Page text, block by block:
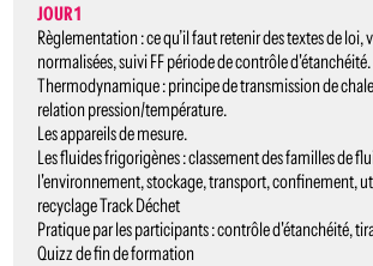
JOUR 1
Règlementation : ce qu’il faut retenir des textes de loi,
normalisées, suivi FF période de contrôle d'étanchéité.
Thermodynamique : principe de transmission de
relation pression/température.
Les appareils de mesure.
Les fluides frigorigènes : classement des familles de
l'environnement, stockage, transport, confinement,
recyclage Track Déchet
Pratique par les participants : contrôle d'étanchéité,
Quizz de fin de formation